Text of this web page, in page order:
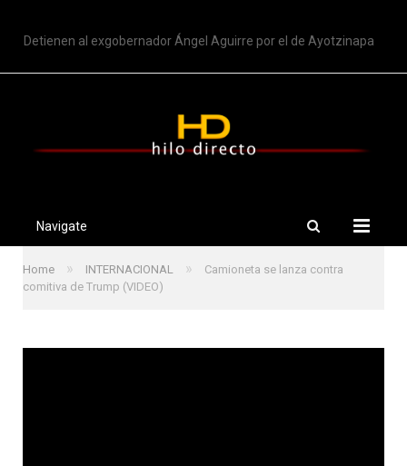
Detienen al exgobernador Ángel Aguirre por el de Ayotzinapa
Navigate
Home » INTERNACIONAL »
Camioneta se lanza contra
comitiva de Trump (VIDEO)